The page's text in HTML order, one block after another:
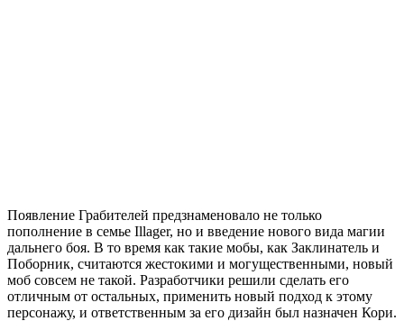
Появление Грабителей предзнаменовало не только
пополнение в семье Illager, но и введение нового вида магии
дальнего боя. В то время как такие мобы, как Заклинатель и
Поборник, считаются жестокими и могущественными, новый
моб совсем не такой. Разработчики решили сделать его
отличным от остальных, применить новый подход к этому
персонажу, и ответственным за его дизайн был назначен Кори.